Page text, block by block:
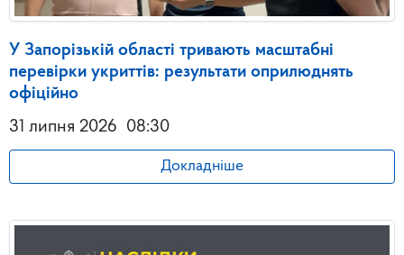
У Запорізькій області тривають масштабні
перевірки укриттів: результати оприлюднять
офіційно
31 липня 2026 08:30
Докладніше